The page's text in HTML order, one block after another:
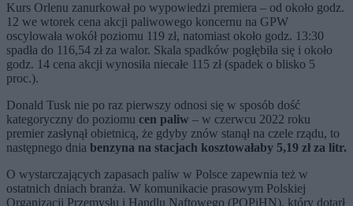
Kurs Orlenu zanurkował po wypowiedzi premiera – od około godz.
12 we wtorek cena akcji paliwowego koncernu na GPW
oscylowała wokół poziomu 119 zł, natomiast około godz. 13:30
spadła do 116,54 zł za walor. Skala spadków pogłębiła się i około
godz. 14 cena akcji wynosiła niecałe 115 zł (spadek o blisko 5
proc.).
Donald Tusk nie po raz pierwszy odnosi się w sposób dość
kategoryczny do poziomu cen paliw – w czerwcu 2022 roku
premier zasłynął obietnicą, że gdyby znów stanął na czele rządu, to
następnego dnia benzyna na stacjach kosztowałaby 5,19 zł za litr.
O wystarczających zapasach paliw w Polsce zapewnia też w
ostatnich dniach branża. W komunikacie prasowym Polskiej
Organizacji Przemysłu i Handlu Naftowego (POPiHN), który dotarł